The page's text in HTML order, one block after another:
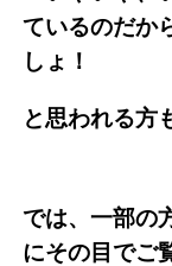
ているのだか
しょ！
と思われる方
では、一部の
にその目でご